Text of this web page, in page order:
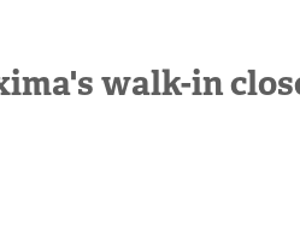
walk-in